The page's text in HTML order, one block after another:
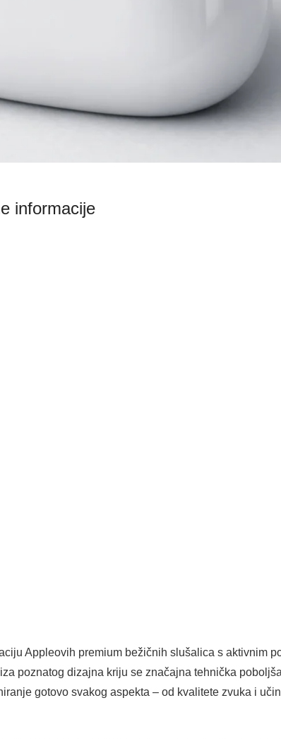
informacije
Appleovih premium bežičnih slušalica s aktivnim
poznatog dizajna kriju se značajna tehnička
gotovo svakog aspekta – od kvalitete zvuka i